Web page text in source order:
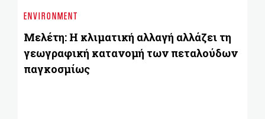
ENVIRONMENT
Μελέτη: Η κλιματική αλλαγή αλλάζει τη
γεωγραφική κατανομή των πεταλούδων
παγκοσμίως